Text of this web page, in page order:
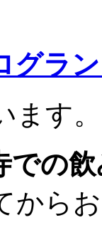
グラ
す。
での
から